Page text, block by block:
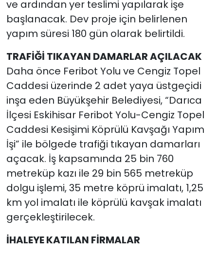
ve ardından yer teslimi yapılarak işe
başlanacak. Dev proje için belirlenen
yapım süresi 180 gün olarak belirtildi.
TRAFİĞİ TIKAYAN DAMARLAR AÇILACAK
Daha önce Feribot Yolu ve Cengiz Topel
Caddesi üzerinde 2 adet yaya üstgeçidi
inşa eden Büyükşehir Belediyesi, “Darıca
İlçesi Eskihisar Feribot Yolu-Cengiz Topel
Caddesi Kesişimi Köprülü Kavşağı Yapım
İşi” ile bölgede trafiği tıkayan damarları
açacak. İş kapsamında 25 bin 760
metreküp kazı ile 29 bin 565 metreküp
dolgu işlemi, 35 metre köprü imalatı, 1,25
km yol imalatı ile köprülü kavşak imalatı
gerçekleştirilecek.
İHALEYE KATILAN FİRMALAR